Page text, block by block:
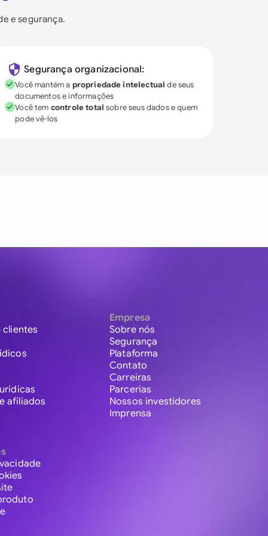
e segurança.
Segurança organizacional:
Você mantém a propriedade intelectual de seus
documentos e informações
Você tem controle total sobre seus dados e quem
pode vê-los
afiliados
Empresa
Sobre nós
Segurança
Plataforma
Contato
Carreiras
Parcerias
Nossos investidores
Imprensa